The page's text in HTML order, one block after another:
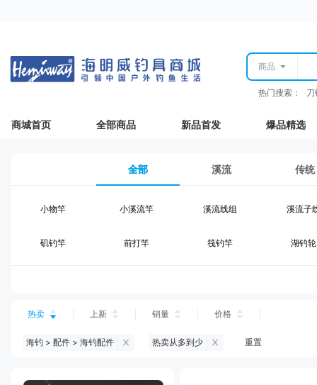
商品
热门搜索：
商城首页 全部商品 新品首发 爆品精选
全部 溪流 传统
小物竿 小溪流竿 溪流线组 溪流子
矶钓竿 前打竿 筏钓竿 湖钓轮
台钓仕挂 台钓钩
钓鱼伞 台钓服饰 台钓装备
黑坑浮漂 黑坑配件
热卖 上新 销量 价格
海钓 > 配件 > 海钓配件 热卖从多到少 重置